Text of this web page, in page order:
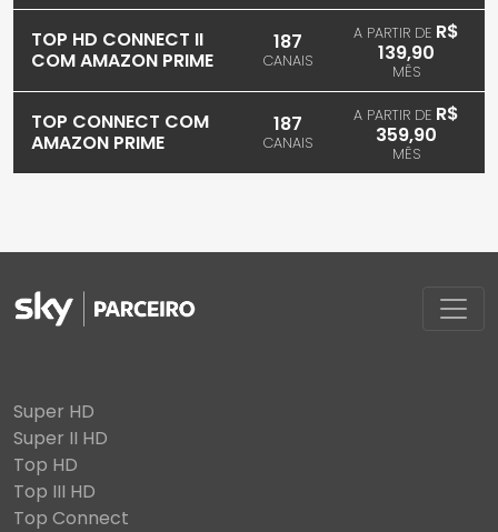
TOP HD CONNECT II
COM AMAZON PRIME
187
CANAIS
A PARTIR DE R$
139,90
MÊS
TOP CONNECT COM
AMAZON PRIME
187
CANAIS
A PARTIR DE R$
359,90
MÊS
Super HD
Super II HD
Top HD
Top III HD
Top Connect